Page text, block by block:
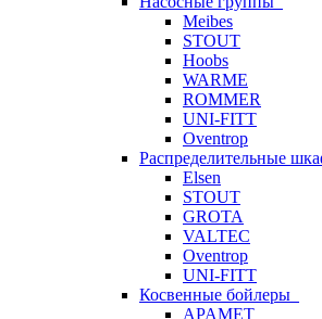
Meibes
STOUT
Hoobs
WARME
ROMMER
UNI-FITT
Oventrop
Распределительные
Elsen
STOUT
GROTA
VALTEC
Oventrop
UNI-FITT
Косвенные бойлеры
APAMET